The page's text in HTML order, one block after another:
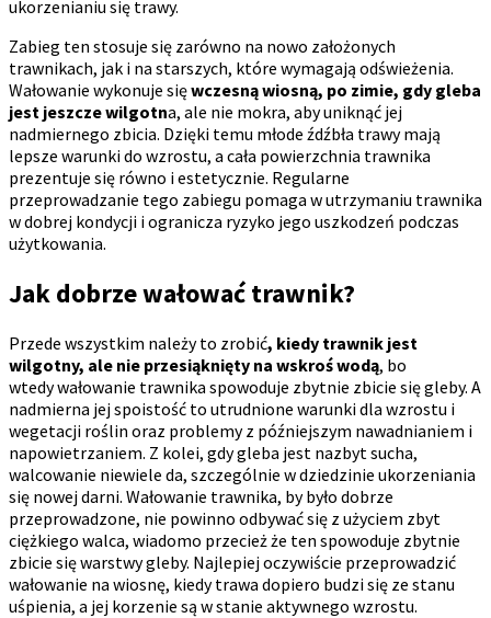
ukorzenianiu się trawy.
Zabieg ten stosuje się zarówno na nowo założonych
trawnikach, jak i na starszych, które wymagają odświeżenia.
Wałowanie wykonuje sięwczesną wiosną, po zimie, gdy gleba
jest jeszcze wilgotna, ale nie mokra, aby uniknąć jej
nadmiernego zbicia. Dzięki temu młode źdźbła trawy mają
lepsze warunki do wzrostu, a cała powierzchnia trawnika
prezentuje się równo i estetycznie. Regularne
przeprowadzanie tego zabiegu pomaga w utrzymaniu trawnika
w dobrej kondycji i ogranicza ryzyko jego uszkodzeń podczas
użytkowania.
Jak dobrze wałować trawnik?
Przede wszystkim należy to zrobić, kiedy trawnik jest
wilgotny, ale nie przesiąknięty na wskroś wodą, bo
wtedy wałowanie trawnika spowoduje zbytnie zbicie się gleby. A
nadmierna jej spoistość to utrudnione warunki dla wzrostu i
wegetacji roślin oraz problemy z późniejszym nawadnianiem i
napowietrzaniem. Z kolei, gdy gleba jest nazbyt sucha,
walcowanie niewiele da, szczególnie w dziedzinie ukorzeniania
się nowej darni. Wałowanie trawnika, by było dobrze
przeprowadzone, nie powinno odbywać się z użyciem zbyt
ciężkiego walca, wiadomo przecież że ten spowoduje zbytnie
zbicie się warstwy gleby. Najlepiej oczywiście przeprowadzić
wałowanie na wiosnę, kiedy trawa dopiero budzi się ze stanu
uśpienia, a jej korzenie są w stanie aktywnego wzrostu.